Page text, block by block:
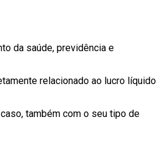
da saúde, previdência e
relacionado ao lucro líquido
também com o seu tipo de